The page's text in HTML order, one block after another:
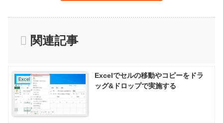
関連記事
Excel
Excelでセルの移動やコピーをドラ
ッグ&ドロップで実施する